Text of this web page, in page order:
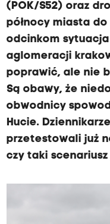
(POK/S52) oraz
północy miasta
odcinkom
aglomeracji
poprawić, ale nie
Są obawy, że
obwodnicy
Hucie.
przetestowali już
czy taki